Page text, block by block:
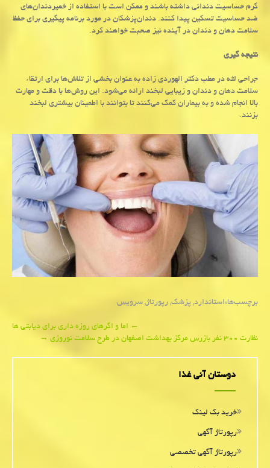
گرم حساسیت دندانی داشته باشند و ممکن است با استفاده از خمیردندان‌های
ضد حساسیت تسکین پیدا کنند. دندان‌پزشکان در مورد برنامه پیگیری برای حفظ
سلامت دهان و دندان در آینده نیز صحبت خواهند کرد.
نتیجه گیری
جراحی لثه در مطب دکتر الهوردی زاده به عنوان بخشی از تلاش‌ها برای ارتقاء
سلامت دهان و دندان و زیبایی لبخند ارائه می‌شود. این روش‌ها با دقت و مهارت
بالا انجام شده و به بیماران کمک می‌کنند تا بتوانند با اطمینان بیشتری لبخند
بزنند.
برچسب‌ها:استاندارد,پزشك,رپورتاژ,سرویس
navigation
←اما و اگرهای روزه داری برای دیابتی ها
نظارت ۳۰۰ نفر بازرس مرکز بهداشت اصفهان در طرح سلامت نوروزی
→
دوستان آنی غذا
خرید بک لینک
رپورتاژ آگهی
رپورتاژ آگهی تخصصی